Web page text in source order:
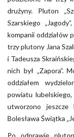
drużyny. Pluton
Szarskiego
kompanii oddziałów
trzy plutony Jana
i Tadeusza
nich był „Zapora”.
oddziałem
powiatu
utworzono jeszcze
Bolesława Świątka